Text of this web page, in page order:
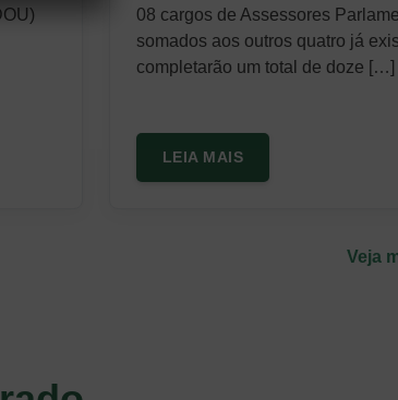
08 cargos de Assessores
somados aos outros quatro já
completarão um total de doze […]
LEIA MAIS
Veja